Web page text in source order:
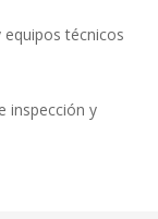
técnicos
inspección y